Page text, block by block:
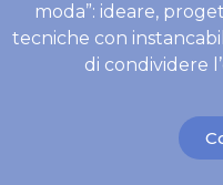
moda”: ideare,
tecniche con
di condividere